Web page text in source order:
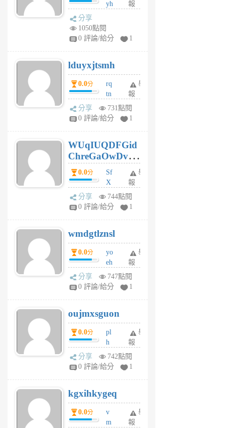
月
yh
jl
月
前
報
分享
1050點閱
0 評論/給分
1
lduyxjtsmh
0.0分
rq
tn
jt
gl
個
月
前
舉
報
分享
731點閱
0 評論/給分
1
WUqIUQDFGid
ChreGaOwDv
dY0.0分
Sf
X
Pe
Jc
R
P
m
v
A
V
個
月
前
舉
報
分享
744點閱
0 評論/給分
1
wmdgtlznsl
0.0分
yo
eh
ld
gy
個
月
前
舉
報
分享
747點閱
0 評論/給分
1
oujmxsguon
0.0分
pl
h
wi
w
6
個
月
前
舉
報
分享
742點閱
0 評論/給分
1
kgxihkygeq
0.0分
v
m
舉
報